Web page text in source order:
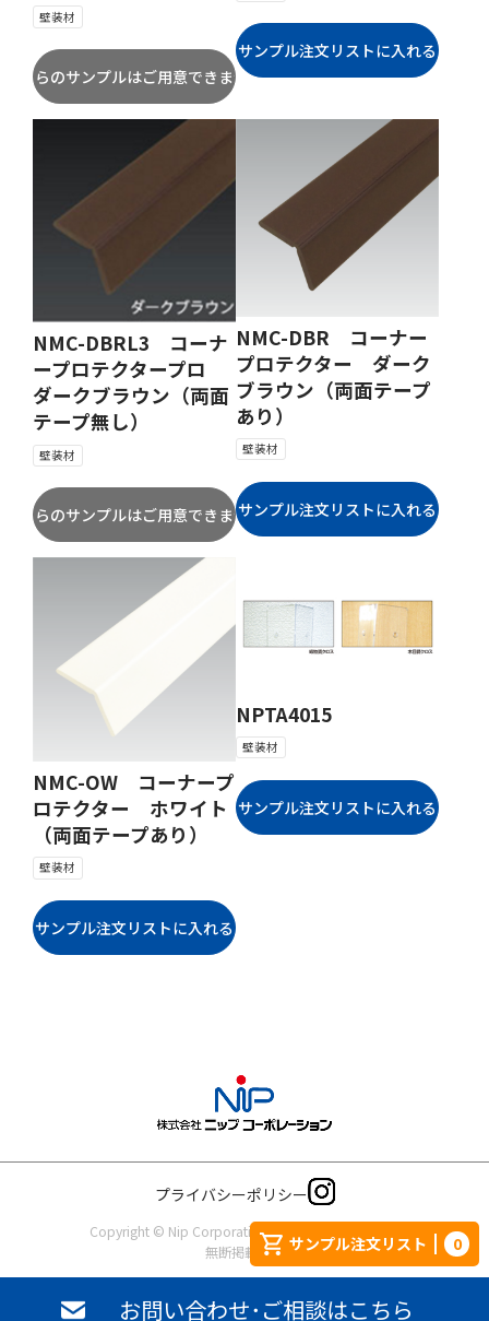
サンプル注文リスト 0
壁装材
NMC-DBRL3 コーナ
ープロテクタープロ
ダークブラウン（両面
テープ無し）
壁装材
NMC-DBR コーナー
プロテクター ダーク
ブラウン（両面テープ
あり）
壁装材
NMC-OW コーナープ
ロテクター ホワイト
（両面テープあり）
壁装材
NPTA4015
壁装材
プライバシーポリシー
Copyright © Nip Corporation. All rights reserved.
無断掲載禁止
お問い合わせ･ご相談はこちら